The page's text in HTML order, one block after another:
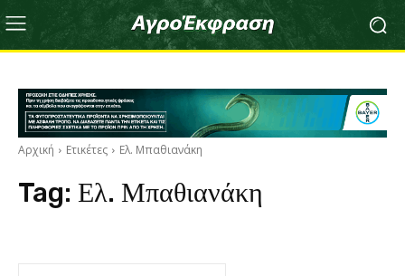
Αρχική Ετικέτες Ελ. Μπαθιανάκη
Tag: Ελ. Μπαθιανάκη